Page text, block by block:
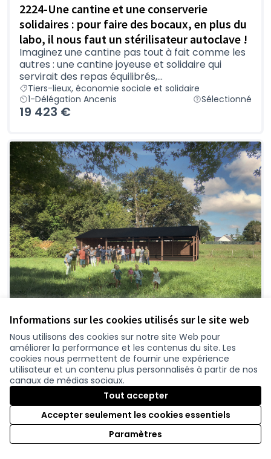
Informations sur les cookies utilisés sur le site web
Nous utilisons des cookies sur notre site Web pour
améliorer la performance et les contenus du site. Les
cookies nous permettent de fournir une expérience
utilisateur et un contenu plus personnalisés à partir de nos
canaux de médias sociaux.
Tout accepter
Accepter seulement les cookies essentiels
Paramètres
2224-Une cantine et une conserverie
solidaires : pour faire des bocaux, en plus du
labo, il nous faut un stérilisateur autoclave !
Imaginez une cantine pas tout à fait comme les
autres : une cantine joyeuse et solidaire qui
servirait des repas équilibrés,...
Tiers-lieux, économie sociale et solidaire
1-Délégation Ancenis
Sélectionné
19 423 €
2470-Le Préau de l'Erdre : construction d'un
local de convivialité sur le site du lavoir à
Riaillé
Prisé par les familles et les promeneurs, le site
du lavoir à Riaillé ne manque pas d'atouts : zones
ombragées, terrain...
Mobilités et déplacements 1-Délégation Ancenis
49 997 €